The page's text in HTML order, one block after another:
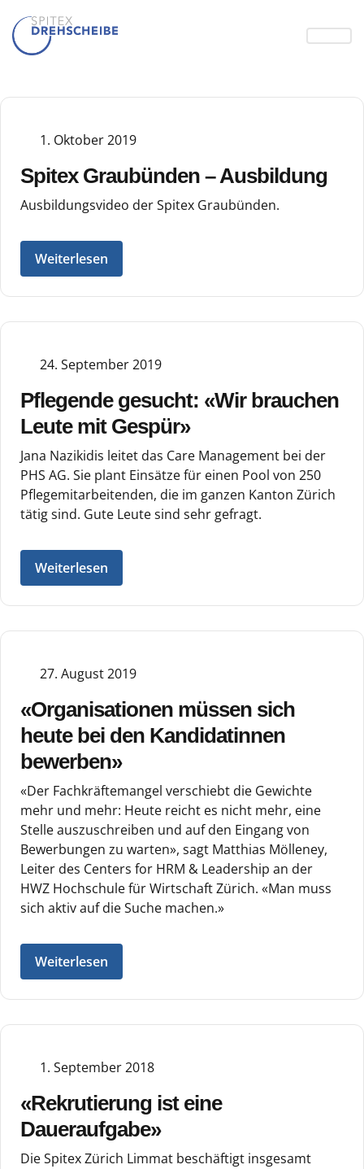
1. Oktober 2019
Spitex Graubünden – Ausbildung
Ausbildungsvideo der Spitex Graubünden.
Weiterlesen
24. September 2019
Pflegende gesucht: «Wir brauchen
Leute mit Gespür»
Jana Nazikidis leitet das Care Management bei der
PHS AG. Sie plant Einsätze für einen Pool von 250
Pflegemitarbeitenden, die im ganzen Kanton Zürich
tätig sind. Gute Leute sind sehr gefragt.
Weiterlesen
27. August 2019
«Organisationen müssen sich
heute bei den Kandidatinnen
bewerben»
«Der Fachkräftemangel verschiebt die Gewichte
mehr und mehr: Heute reicht es nicht mehr, eine
Stelle auszuschreiben und auf den Eingang von
Bewerbungen zu warten», sagt Matthias Mölleney,
Leiter des Centers for HRM & Leadership an der
HWZ Hochschule für Wirtschaft Zürich. «Man muss
sich aktiv auf die Suche machen.»
Weiterlesen
1. September 2018
«Rekrutierung ist eine
Daueraufgabe»
Die Spitex Zürich Limmat beschäftigt insgesamt